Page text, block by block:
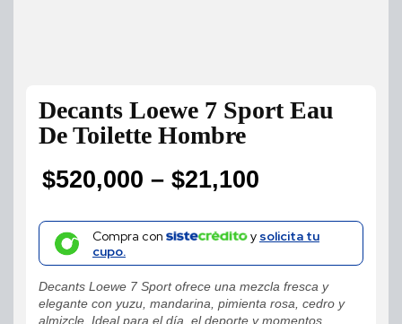
Decants Loewe 7 Sport Eau
De Toilette Hombre
$21,100
–
$520,000
Price
range:
$21,100
through
Compra con y solicita tu
cupo.
Decants Loewe 7 Sport ofrece una mezcla fresca y
elegante con yuzu, mandarina, pimienta rosa, cedro y
almizcle. Ideal para el día, el deporte y momentos